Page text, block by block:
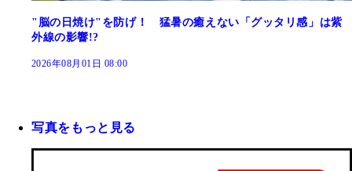
"脳の日焼け"を防げ！ 猛暑の癒えない「グッタリ感」は紫
外線の影響!?
2026年08月01日 08:00
写真をもっと見る